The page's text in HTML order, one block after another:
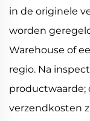
in de originele
worden
Warehouse of
regio. Na
productwaarde;
verzendkosten